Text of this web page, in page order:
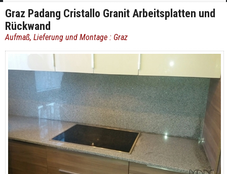
Graz Padang Cristallo Granit Arbeitsplatten und
Rückwand
Aufmaß, Lieferung und Montage : Graz